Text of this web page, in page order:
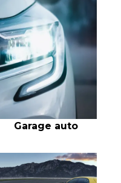
Garage auto